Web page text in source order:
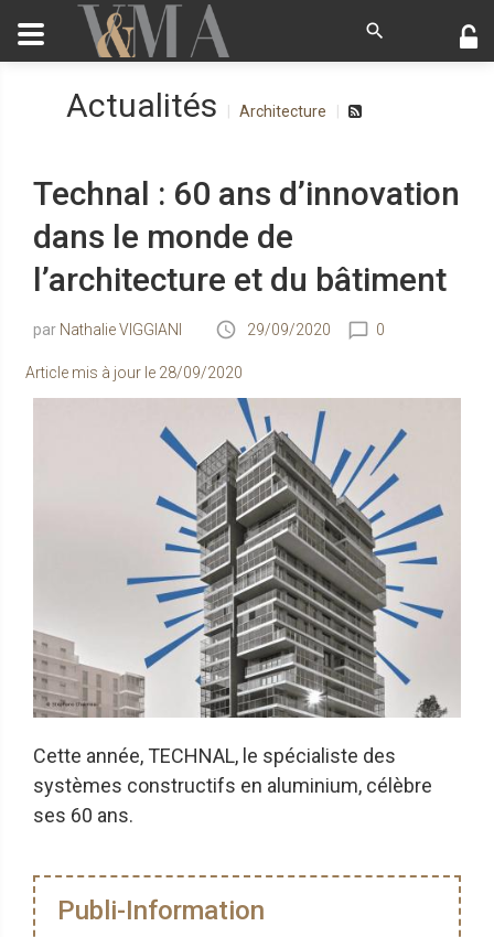
Actualités Architecture
Technal : 60 ans d’innovation
dans le monde de
l’architecture et du bâtiment
Nathalie VIGGIANI 29/09/2020 0
Article mis à jour le 28/09/2020
Cette année, TECHNAL, le spécialiste des
systèmes constructifs en aluminium, célèbre
ses 60 ans.
Publi-Information